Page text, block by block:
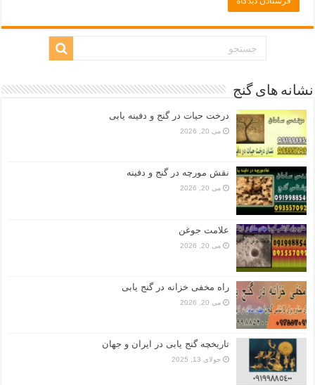
نشانه های گنج
درخت حیات در گنج و دفینه یابی
می 20, 2026
نقش مورچه در گنج و دفینه
می 20, 2026
علامت جوغن
می 20, 2026
راه مخفی خزانه در گنج یابی
می 20, 2026
تاریخچه گنج‌ یابی در ایران و جهان
جولای 13, 2025